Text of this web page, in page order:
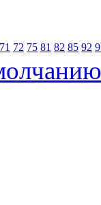
71 72 75 81 82 85 92